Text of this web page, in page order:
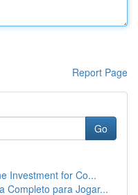
Report Page
Go
Investment for Co...
Completo para Jogar...